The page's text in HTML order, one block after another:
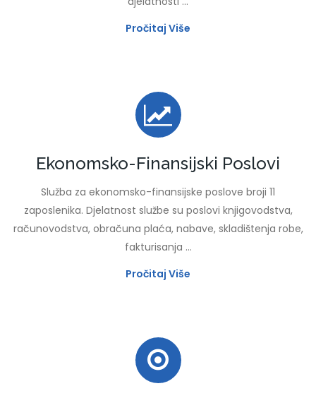
Pročitaj Više
Ekonomsko-Finansijski Poslovi
Služba za ekonomsko-finansijske poslove broji 11
zaposlenika. Djelatnost službe su poslovi knjigovodstva,
računovodstva, obračuna plaća, nabave, skladištenja robe,
fakturisanja ...
Pročitaj Više